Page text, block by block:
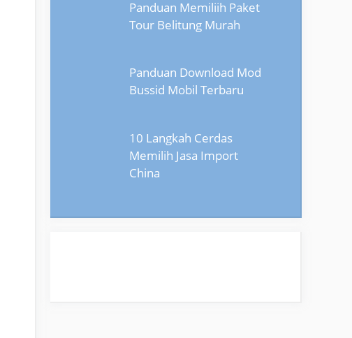
Panduan Memiliih Paket
Tour Belitung Murah
Panduan Download Mod
Bussid Mobil Terbaru
10 Langkah Cerdas
Memilih Jasa Import
China